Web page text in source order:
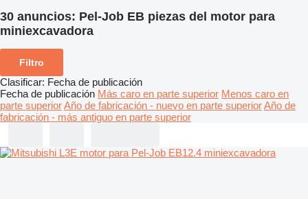
30 anuncios: Pel-Job EB piezas del motor para
miniexcavadora
Filtro
Clasificar: Fecha de publicación
Fecha de publicación Más caro en parte superior Menos caro en
parte superiorAño de fabricación - nuevo en parte superiorAño de
fabricación - más antiguo en parte superior